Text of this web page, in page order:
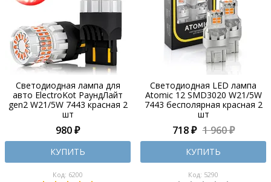
Светодиодная лампа для
авто ElectroKot РаундЛайт
gen2 W21/5W 7443 красная 2
шт
980 ₽
КУПИТЬ
Код: 6200
Светодиодная LED лампа
Atomic 12 SMD3020 W21/5W
7443 бесполярная красная 2
шт
718 ₽ 1 960 ₽
КУПИТЬ
Код: 5290